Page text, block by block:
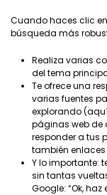
Cuando haces clic
búsqueda más
Realiza varias
del tema
Te ofrece una
varias fuentes
explorando
páginas web de
responder a tus
también
Y lo importante:
sin tantas
Google: “Ok,